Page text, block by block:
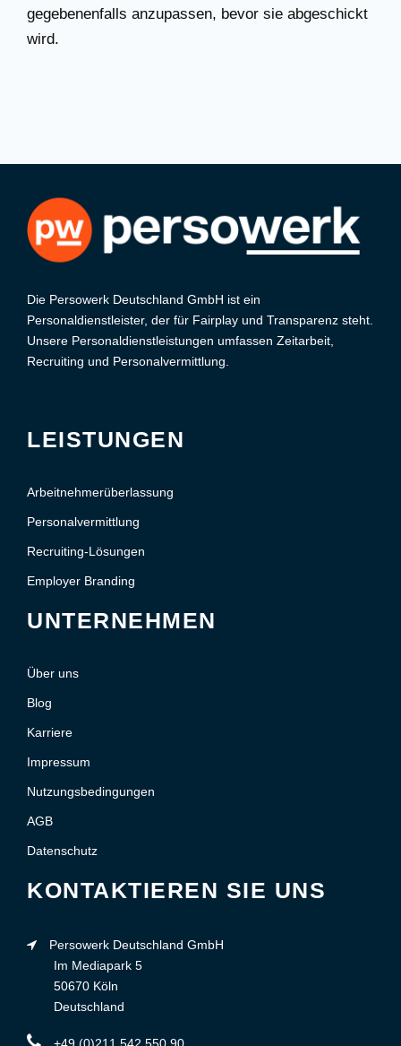
gegebenenfalls anzupassen, bevor sie abgeschickt
wird.
Die Persowerk Deutschland GmbH ist ein
Personaldienstleister, der für Fairplay und Transparenz steht.
Unsere Personaldienstleistungen umfassen Zeitarbeit,
Recruiting und Personalvermittlung.
LEISTUNGEN
Arbeitnehmerüberlassung
Personalvermittlung
Recruiting-Lösungen
Employer Branding
UNTERNEHMEN
Über uns
Blog
Karriere
Impressum
Nutzungsbedingungen
AGB
Datenschutz
KONTAKTIEREN SIE UNS
Persowerk Deutschland GmbH
Im Mediapark 5
50670 Köln
Deutschland